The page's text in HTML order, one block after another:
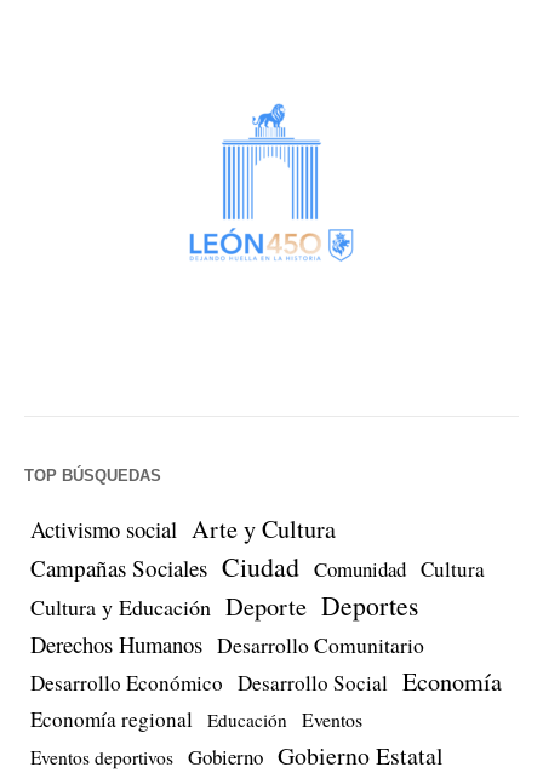
TOP BÚSQUEDAS
Activismo social Arte y Cultura
Campañas Sociales Ciudad Comunidad Cultura
Cultura y Educación Deporte Deportes
Derechos Humanos Desarrollo Comunitario
Desarrollo Económico Desarrollo Social Economía
Economía regional Educación Eventos
Eventos deportivos Gobierno Gobierno Estatal